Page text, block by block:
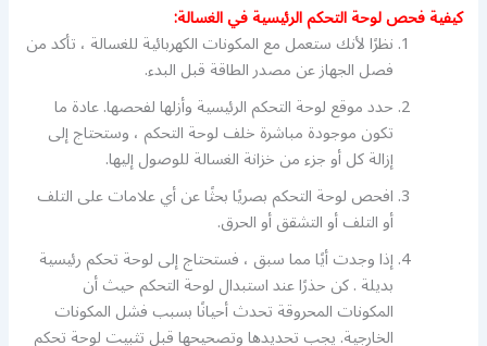
كيفية فحص لوحة التحكم الرئيسية في الغسالة:
نظرًا لأنك ستعمل مع المكونات الكهربائية للغسالة ، تأكد من
فصل الجهاز عن مصدر الطاقة قبل البدء.
حدد موقع لوحة التحكم الرئيسية وأزلها لفحصها. عادة ما
تكون موجودة مباشرة خلف لوحة التحكم ، وستحتاج إلى
إزالة كل أو جزء من خزانة الغسالة للوصول إليها.
افحص لوحة التحكم بصريًا بحثًا عن أي علامات على التلف
أو التلف أو التشقق أو الحرق.
إذا وجدت أيًا مما سبق ، فستحتاج إلى لوحة تحكم رئيسية
بديلة . كن حذرًا عند استبدال لوحة التحكم حيث أن
المكونات المحروقة تحدث أحيانًا بسبب فشل المكونات
الخارجية. يجب تحديدها وتصحيحها قبل تثبيت لوحة تحكم